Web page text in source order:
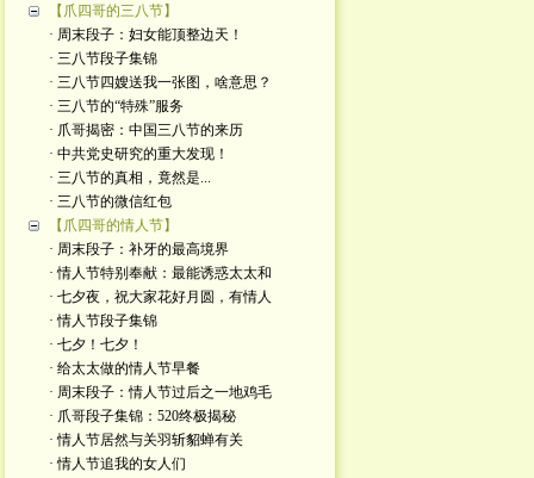
【爪四哥的三八节】
· 周末段子：妇女能顶整边天！
· 三八节段子集锦
· 三八节四嫂送我一张图，啥意思？
· 三八节的“特殊”服务
· 爪哥揭密：中国三八节的来历
· 中共党史研究的重大发现！
· 三八节的真相，竟然是...
· 三八节的微信红包
【爪四哥的情人节】
· 周末段子：补牙的最高境界
· 情人节特别奉献：最能诱惑太太和
· 七夕夜，祝大家花好月圆，有情人
· 情人节段子集锦
· 七夕！七夕！
· 给太太做的情人节早餐
· 周末段子：情人节过后之一地鸡毛
· 爪哥段子集锦：520终极揭秘
· 情人节居然与关羽斩貂蝉有关
· 情人节追我的女人们